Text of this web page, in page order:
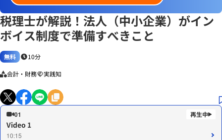
税理士が解説！法人（中小企業）がイン
ボイス制度で準備すべきこと
無料 10分
会計・財務 実践知
01
Video 1
10:15